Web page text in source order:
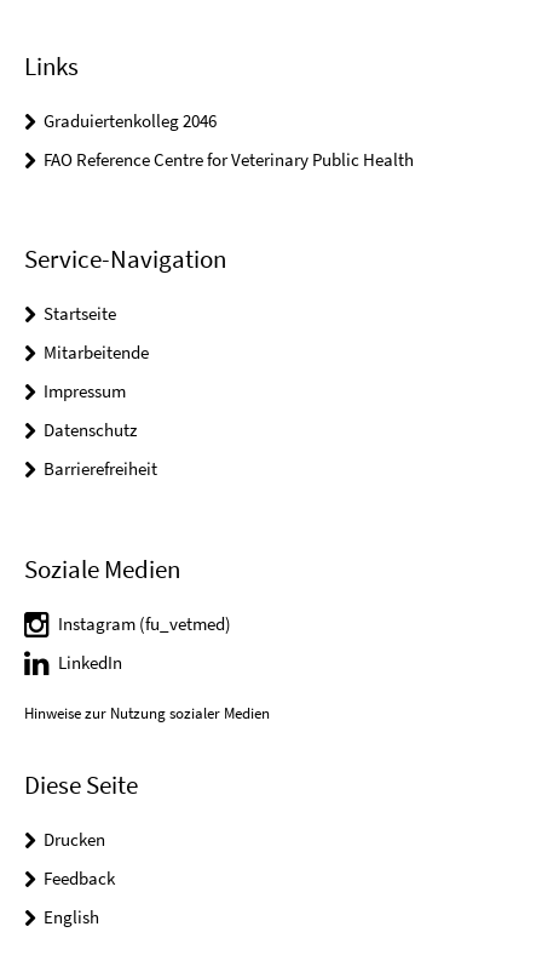
Links
Graduiertenkolleg 2046
FAO Reference Centre for Veterinary Public Health
Service-Navigation
Startseite
Mitarbeitende
Impressum
Datenschutz
Barrierefreiheit
Soziale Medien
Instagram (fu_vetmed)
LinkedIn
Hinweise zur Nutzung sozialer Medien
Diese Seite
Drucken
Feedback
English